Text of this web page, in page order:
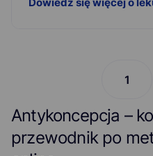
1
Antykoncepcja –
przewodnik po